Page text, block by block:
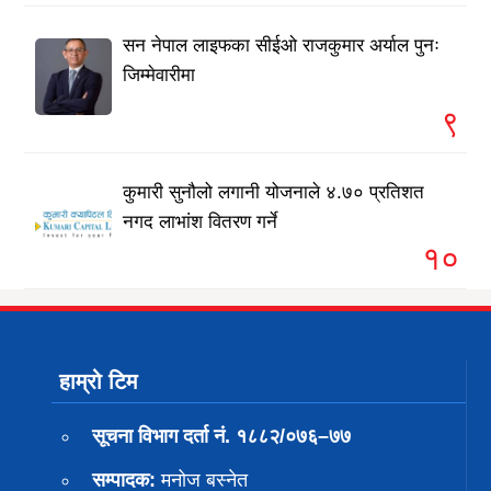
सन नेपाल लाइफका सीईओ राजकुमार अर्याल पुनः
जिम्मेवारीमा
९
कुमारी सुनौलो लगानी योजनाले ४.७० प्रतिशत
नगद लाभांश वितरण गर्ने
१०
हाम्रो टिम
सूचना विभाग दर्ता नं. १८८२/०७६–७७
सम्पादक: मनोज बस्नेत